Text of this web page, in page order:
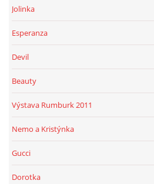
Jolinka
Esperanza
Devil
Beauty
Výstava Rumburk 2011
Nemo a Kristýnka
Gucci
Dorotka